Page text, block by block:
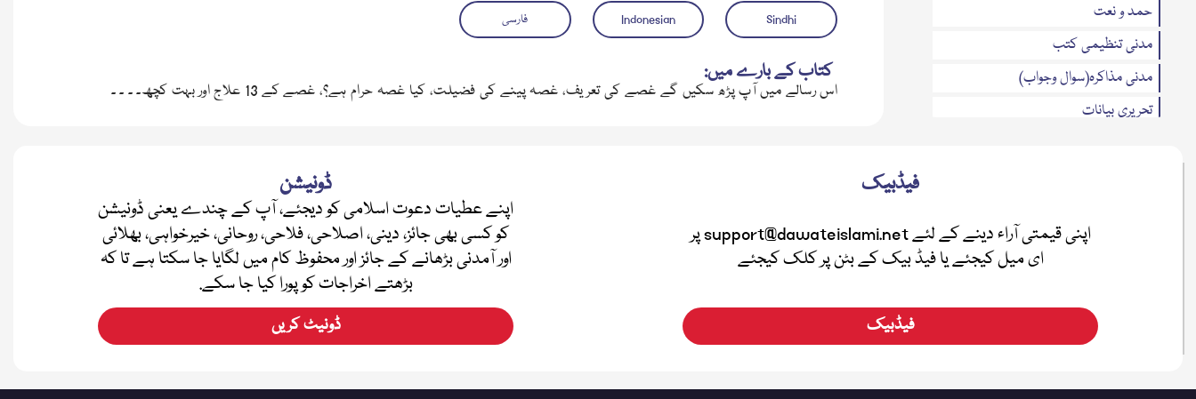
حمد و نعت
مدنی تنظیمی کتب
مدنی مذاکرہ(سوال وجواب)
تحریری بیانات
معرفۃ القرآن
نیکی کی دعوت
Sindhi
Indonesian فارسی
کتاب کے بارے میں:
اس رسالے میں آپ پڑھ سکیں گے غصے کی تعریف، غصہ پینے کی فضیلت، کیا غصہ حرام ہے؟، غصے کے 13 علاج اور بہت کچھ۔ ۔ ۔ ۔
فیڈبیک
اپنی قیمتی آراء دینے کے لئے support@dawateislami.net پر
ای میل کیجئے یا فیڈ بیک کے بٹن پر کلک کیجئے
فیڈبیک
ڈونیشن
اپنے عطیات دعوت اسلامی کو دیجئے، آپ کے چندے یعنی ڈونیشن
کو کسی بھی جائز، دینی، اصلاحی، فلاحی، روحانی، خیرخواہی، بھلائی
اور آمدنی بڑھانے کے جائز اور محفوظ کام میں لگایا جا سکتا ہے تا کہ
بڑھتے اخراجات کو پورا کیا جا سکے.
ڈونیٹ کریں